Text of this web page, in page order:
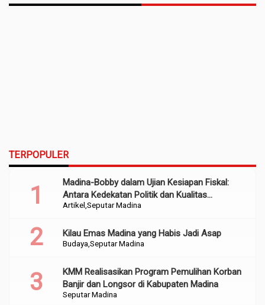
TERPOPULER
Artikel Seputar Madina
Madina-Bobby dalam Ujian Kesiapan Fiskal:
Antara Kedekatan Politik dan Kualitas
Perencanaan
Budaya Seputar Madina
Kilau Emas Madina yang Habis Jadi Asap
Seputar Madina
KMM Realisasikan Program Pemulihan Korban
Banjir dan Longsor di Kabupaten Madina